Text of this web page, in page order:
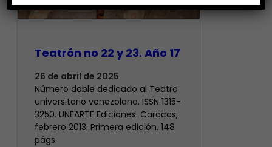
Teatrón no 22 y 23. Año 17
26 de abril de 2025
Número doble dedicado al Teatro
universitario venezolano. ISSN 1315-
3250. UNEARTE Ediciones. Caracas,
febrero 2013. Primera edición. 148
págs.